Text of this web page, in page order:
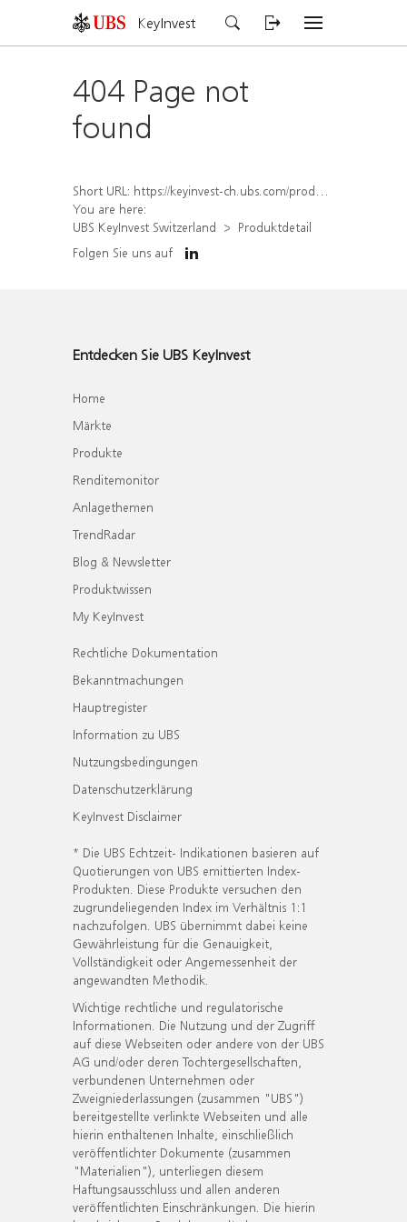
KeyInvest
404 Page not
found
Short URL: https://keyinvest-ch.ubs.com/produkt/detail/index/isin/CH1580423668
You are here:
UBS KeyInvest Switzerland
Produktdetail
Folgen Sie uns auf
Entdecken Sie UBS KeyInvest
Home
Märkte
Produkte
Renditemonitor
Anlagethemen
TrendRadar
Blog & Newsletter
Produktwissen
My KeyInvest
Rechtliche Dokumentation
Bekanntmachungen
Hauptregister
Information zu UBS
Nutzungsbedingungen
Datenschutzerklärung
KeyInvest Disclaimer
* Die UBS Echtzeit- Indikationen basieren auf
Quotierungen von UBS emittierten Index-
Produkten. Diese Produkte versuchen den
zugrundeliegenden Index im Verhältnis 1:1
nachzufolgen. UBS übernimmt dabei keine
Gewährleistung für die Genauigkeit,
Vollständigkeit oder Angemessenheit der
angewandten Methodik.
Wichtige rechtliche und regulatorische
Informationen. Die Nutzung und der Zugriff
auf diese Webseiten oder andere von der UBS
AG und/oder deren Tochtergesellschaften,
verbundenen Unternehmen oder
Zweigniederlassungen (zusammen "UBS")
bereitgestellte verlinkte Webseiten und alle
hierin enthaltenen Inhalte, einschließlich
veröffentlichter Dokumente (zusammen
"Materialien"), unterliegen diesem
Haftungsausschluss und allen anderen
veröffentlichten Einschränkungen. Die hierin